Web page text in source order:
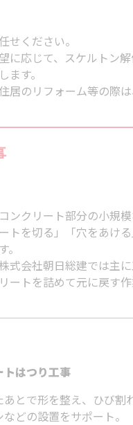
せください。
に応じて、スケルトン
ます。
居のリフォーム等の際
ンクリート部分の小規模
トを切る」「穴をあけ
式会社朝日総建では主
ートを詰めて元に戻す
トはつり工事
とで形を整え、ひび割
どの設置をサポート。